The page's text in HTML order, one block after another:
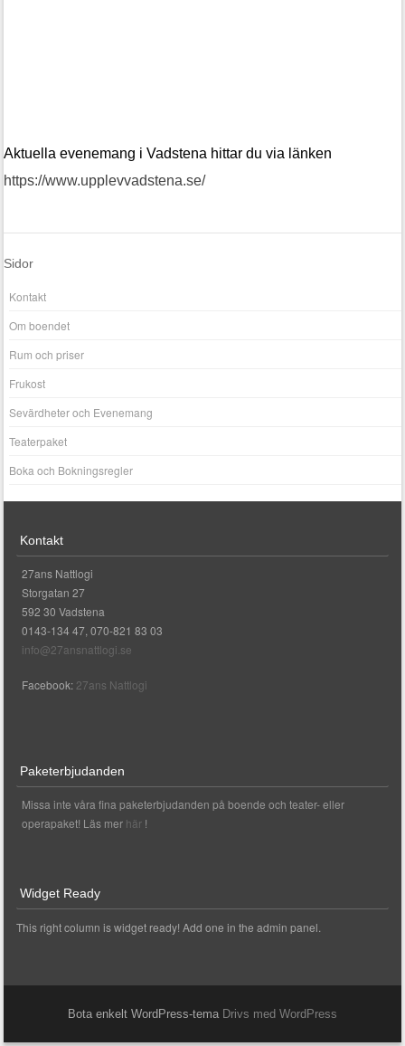
Aktuella evenemang i Vadstena hittar du via länken
https://www.upplevvadstena.se/
Sidor
Kontakt
Om boendet
Rum och priser
Frukost
Sevärdheter och Evenemang
Teaterpaket
Boka och Bokningsregler
Kontakt
27ans Nattlogi
Storgatan 27
592 30 Vadstena
0143-134 47, 070-821 83 03
info@27ansnattlogi.se
Facebook: 27ans Nattlogi
Paketerbjudanden
Missa inte våra fina paketerbjudanden på boende och teater- eller
operapaket! Läs mer här !
Widget Ready
This right column is widget ready! Add one in the admin panel.
Bota enkelt WordPress-tema Drivs med WordPress